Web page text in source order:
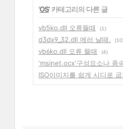
'OS' 카테고리의 다른 글
vb5ko.dll 오류뜰때 (1)
d3dx9_32.dll 에러 날때.
vb6ko.dll 오류 뜰때
(4)
'msinet.ocx'구성요소나 종
ISO이미지를 쉽게 시디로